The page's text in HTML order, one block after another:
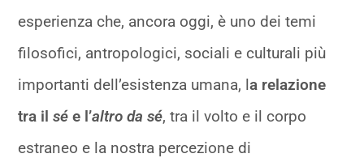
esperienza che, ancora oggi, è uno dei temi
filosofici, antropologici, sociali e culturali più
importanti dell’esistenza umana, la relazione
tra ilsé e l’altro da sé, tra il volto e il corpo
estraneo e la nostra percezione di